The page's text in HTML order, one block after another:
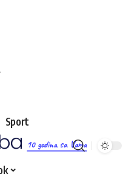
10 godina sa Vama
Sport